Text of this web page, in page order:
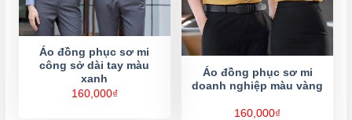
Áo đồng phục sơ mi
công sở dài tay màu
xanh
160,000₫
Áo đồng phục sơ mi
doanh nghiệp màu vàng
160,000₫